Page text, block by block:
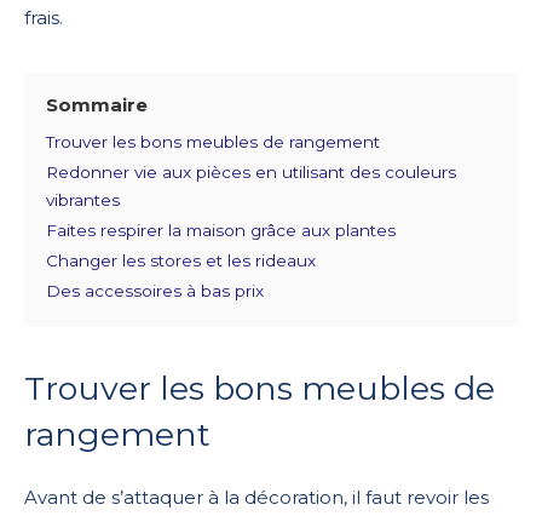
frais.
Sommaire
Trouver les bons meubles de rangement
Redonner vie aux pièces en utilisant des couleurs
vibrantes
Faites respirer la maison grâce aux plantes
Changer les stores et les rideaux
Des accessoires à bas prix
Trouver les bons meubles de
rangement
Avant de s’attaquer à la décoration, il faut revoir les